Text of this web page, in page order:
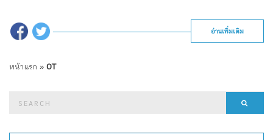
อ่านเพิ่มเติม
หน้าแรก » OT